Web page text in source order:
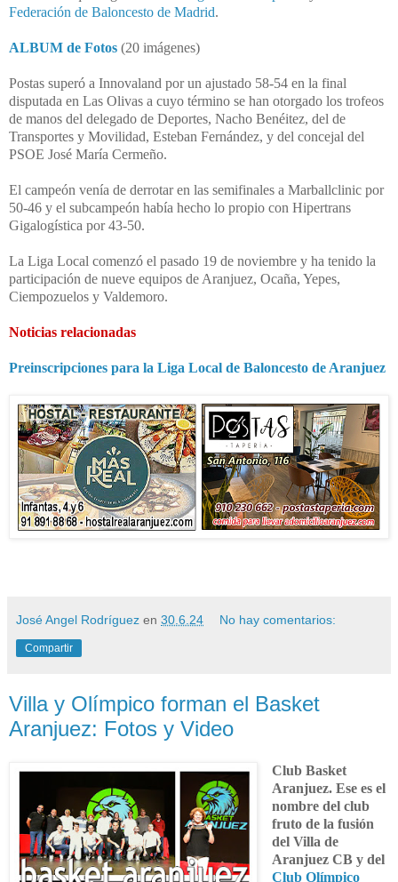
Federación de Baloncesto de Madrid.
ALBUM de Fotos (20 imágenes)
Postas superó a Innovaland por un ajustado 58-54 en la final
disputada en Las Olivas a cuyo término se han otorgado los trofeos
de manos del delegado de Deportes, Nacho Benéitez, del de
Transportes y Movilidad, Esteban Fernández, y del concejal del
PSOE José María Cermeño.
El campeón venía de derrotar en las semifinales a Marballclinic por
50-46 y el subcampeón había hecho lo propio con Hipertrans
Gigalogística por 43-50.
La Liga Local comenzó el pasado 19 de noviembre y ha tenido la
participación de nueve equipos de Aranjuez, Ocaña, Yepes,
Ciempozuelos y Valdemoro.
Noticias relacionadas
Preinscripciones para la Liga Local de Baloncesto de Aranjuez
José Angel Rodríguez en 30.6.24 No hay comentarios:
Compartir
Villa y Olímpico forman el Basket
Aranjuez: Fotos y Video
Club Basket
Aranjuez. Ese es el
nombre del club
fruto de la fusión
del Villa de
Aranjuez CB y del
Club Olímpico